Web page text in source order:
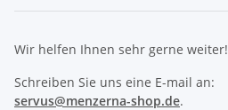
Wir helfen Ihnen sehr gerne weiter!
Schreiben Sie uns eine E-mail an:
servus@menzerna-shop.de.